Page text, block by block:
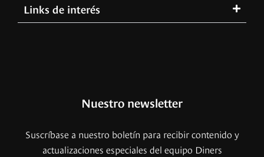
Links de interés
Nuestro newsletter
Suscríbase a nuestro boletín para recibir contenido y
actualizaciones especiales del equipo Diners